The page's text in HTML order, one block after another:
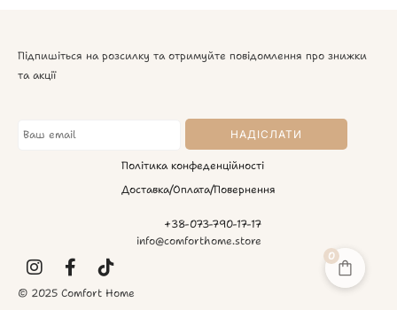
Підпишіться на розсилку та отримуйте повідомлення про знижки
та акції
Політика конфеденційності
Доставка/Оплата/Повернення
+38-073-790-17-17
info@comforthome.store
© 2025 Comfort Home
0